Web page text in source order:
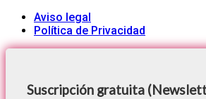
Aviso legal
Política de Privacidad
Suscripción gratuita